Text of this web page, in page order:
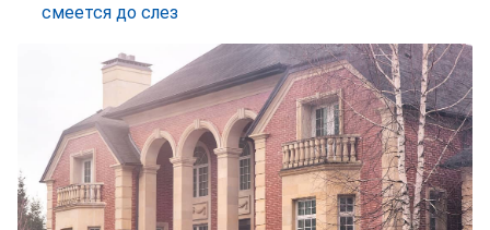
смеется до слез